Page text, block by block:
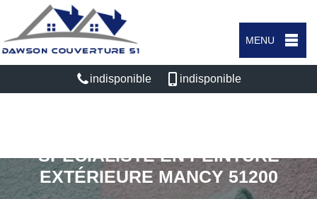
MENU
indisponible indisponible
SPÉCIALISTE EN PEINTURE
EXTÉRIEURE MANCY 51200